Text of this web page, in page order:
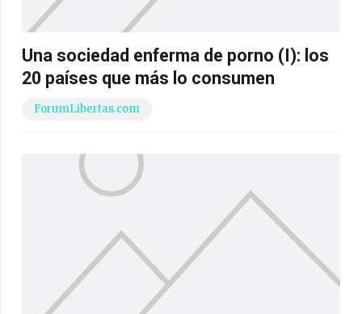
Una sociedad enferma de porno (I): los
20 países que más lo consumen
ForumLibertas.com